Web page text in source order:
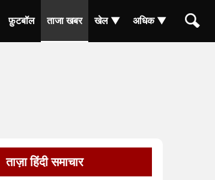
फ़ुटबॉल ताजा खबर खेल ▼ अधिक ▼
ताज़ा हिंदी समाचार